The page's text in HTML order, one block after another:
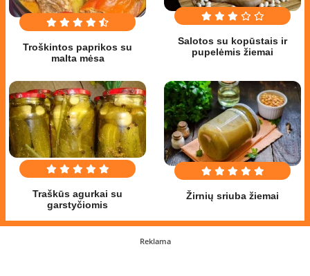
Troškintos paprikos su
malta mėsa
Salotos su kopūstais ir
pupelėmis žiemai
Traškūs agurkai su
garstyčiomis
Žirnių sriuba žiemai
Reklama